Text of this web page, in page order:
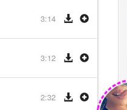
3:14
3:12
2:32